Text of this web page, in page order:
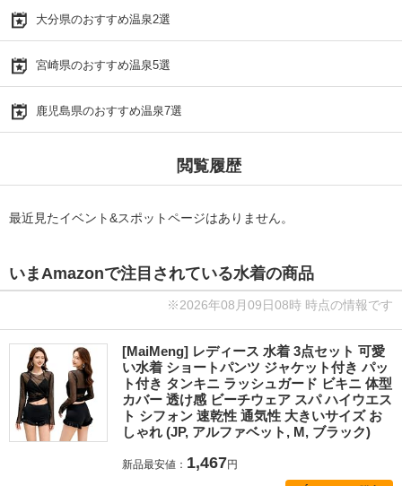
大分県のおすすめ温泉2選
宮崎県のおすすめ温泉5選
鹿児島県のおすすめ温泉7選
閲覧履歴
最近見たイベント&スポットページはありません。
いまAmazonで注目されている水着の商品
※2026年08月09日08時 時点の情報です
[MaiMeng] レディース 水着 3点セット 可愛
い水着 ショートパンツ ジャケット付き パッ
ト付き タンキニ ラッシュガード ビキニ 体型
カバー 透け感 ビーチウェア スパ ハイウエス
ト シフォン 速乾性 通気性 大きいサイズ お
しゃれ (JP, アルファベット, M, ブラック)
新品最安値： 1,467円